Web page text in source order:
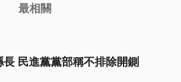
最相關
民進黨黨部稱不排除開鍘